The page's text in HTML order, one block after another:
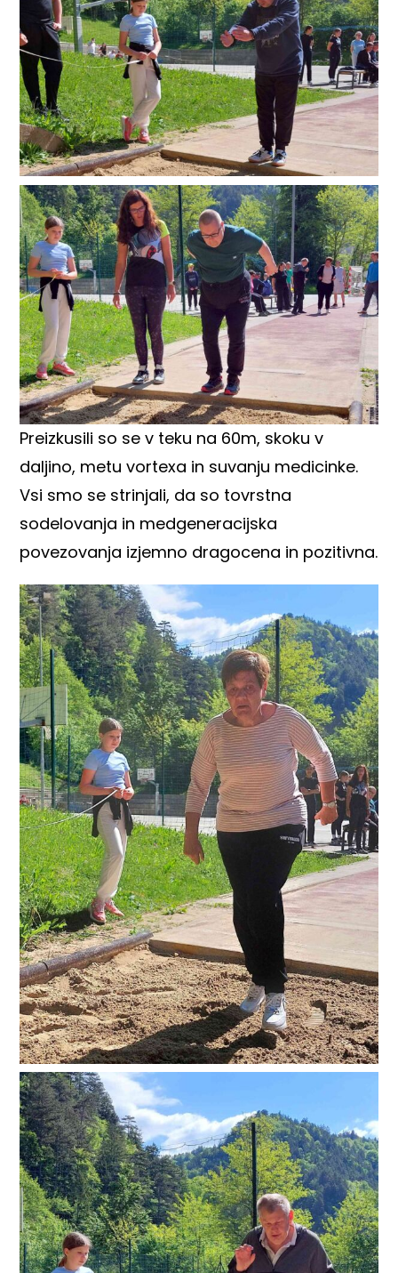
Preizkusili so se v teku na 60m, skoku v
daljino, metu vortexa in suvanju medicinke.
Vsi smo se strinjali, da so tovrstna
sodelovanja in medgeneracijska
povezovanja izjemno dragocena in pozitivna.